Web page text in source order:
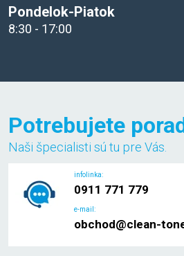
Pondelok-Piatok
8:30 - 17:00
Potrebujete
Naši špecialisti sú tu pre Vás.
infolinka:
0911 771 779
e-mail:
obchod@clean-